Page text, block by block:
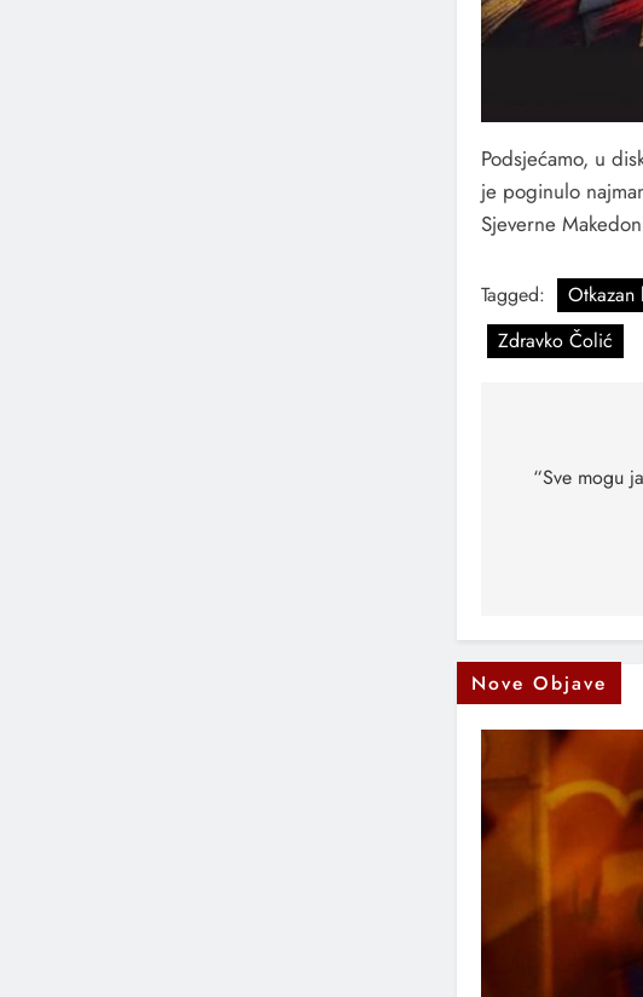
Podsjećamo, u
je poginulo
Sjeverne
Tagged: Otkazan
Zdravko Čolić
članaka
“Sve mogu
Nove Objave